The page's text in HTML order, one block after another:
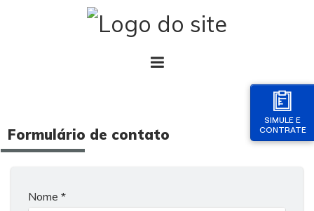
SIMULE E
CONTRATE
Formulário de contato
Nome *